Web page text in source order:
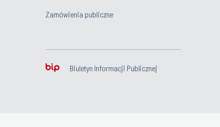
Zamówienia publiczne
Biuletyn Informacji Publicznej